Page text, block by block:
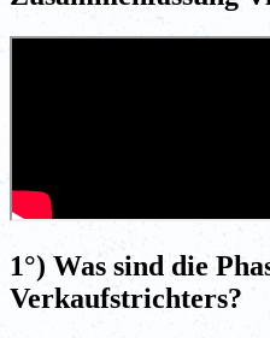
1°) Was sind die
Verkaufstrichters?